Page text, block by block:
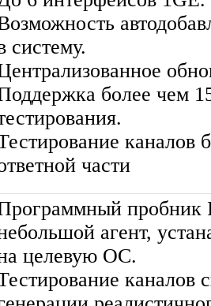
систему.
более чем
каналов
части
агент,
целевую ОС.
каналов